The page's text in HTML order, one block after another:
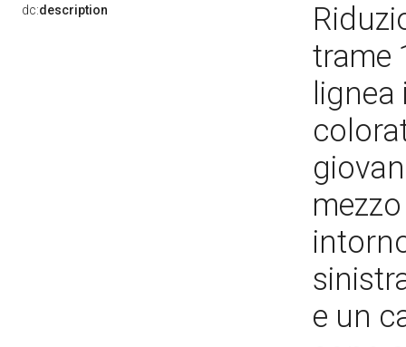
dc:description
trame
e un